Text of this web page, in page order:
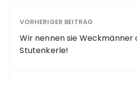
VORHERIGER BEITRAG
Wir nennen sie Weckmänner
Stutenkerle!